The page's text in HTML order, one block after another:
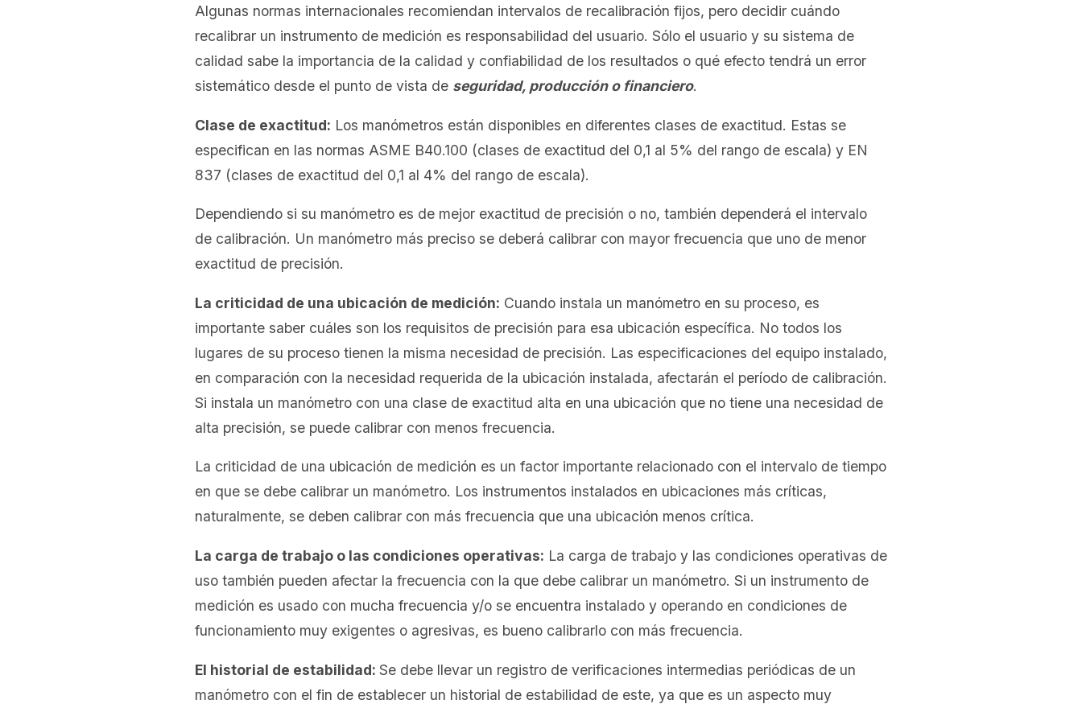
Algunas normas internacionales recomiendan intervalos de recalibración fijos, pero decidir cuándo
recalibrar un instrumento de medición es responsabilidad del usuario. Sólo el usuario y su sistema de
calidad sabe la importancia de la calidad y confiabilidad de los resultados o qué efecto tendrá un error
sistemático desde el punto de vista de seguridad, producción o financiero.
Clase de exactitud: Los manómetros están disponibles en diferentes clases de exactitud. Estas se
especifican en las normas ASME B40.100 (clases de exactitud del 0,1 al 5% del rango de escala) y EN
837 (clases de exactitud del 0,1 al 4% del rango de escala).
Dependiendo si su manómetro es de mejor exactitud de precisión o no, también dependerá el intervalo
de calibración. Un manómetro más preciso se deberá calibrar con mayor frecuencia que uno de menor
exactitud de precisión.
La criticidad de una ubicación de medición: Cuando instala un manómetro en su proceso, es
importante saber cuáles son los requisitos de precisión para esa ubicación específica. No todos los
lugares de su proceso tienen la misma necesidad de precisión. Las especificaciones del equipo instalado,
en comparación con la necesidad requerida de la ubicación instalada, afectarán el período de calibración.
Si instala un manómetro con una clase de exactitud alta en una ubicación que no tiene una necesidad de
alta precisión, se puede calibrar con menos frecuencia.
La criticidad de una ubicación de medición es un factor importante relacionado con el intervalo de tiempo
en que se debe calibrar un manómetro. Los instrumentos instalados en ubicaciones más críticas,
naturalmente, se deben calibrar con más frecuencia que una ubicación menos crítica.
La carga de trabajo o las condiciones operativas: La carga de trabajo y las condiciones operativas de
uso también pueden afectar la frecuencia con la que debe calibrar un manómetro. Si un instrumento de
medición es usado con mucha frecuencia y/o se encuentra instalado y operando en condiciones de
funcionamiento muy exigentes o agresivas, es bueno calibrarlo con más frecuencia.
El historial de estabilidad: Se debe llevar un registro de verificaciones intermedias periódicas de un
manómetro con el fin de establecer un historial de estabilidad de este, ya que es un aspecto muy